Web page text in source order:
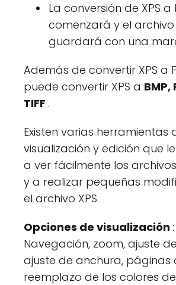
La conversión de XPS a
comenzará y el archivo
guardará con una
Además de convertir XPS a
puede convertir XPS a BMP,
TIFF .
Existen varias herramientas
visualización y edición que
a ver fácilmente los archivos
y a realizar pequeñas
el archivo XPS.
Opciones de visualización :
Navegación, zoom, ajuste
ajuste de anchura, páginas
reemplazo de los colores